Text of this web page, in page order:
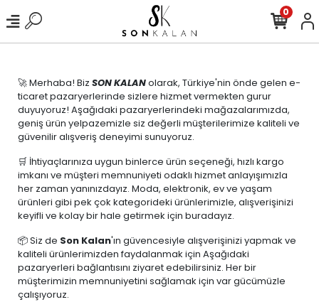
0
🚀 Merhaba! Biz SON KALANolarak, Türkiye'nin önde gelen e-
ticaret pazaryerlerinde sizlere hizmet vermekten gurur
duyuyoruz! Aşağıdaki pazaryerlerindeki mağazalarımızda,
geniş ürün yelpazemizle siz değerli müşterilerimize kaliteli ve
güvenilir alışveriş deneyimi sunuyoruz.
🛒 İhtiyaçlarınıza uygun binlerce ürün seçeneği, hızlı kargo
imkanı ve müşteri memnuniyeti odaklı hizmet anlayışımızla
her zaman yanınızdayız. Moda, elektronik, ev ve yaşam
ürünleri gibi pek çok kategorideki ürünlerimizle, alışverişinizi
keyifli ve kolay bir hale getirmek için buradayız.
📦 Siz de Son Kalan'ın güvencesiyle alışverişinizi yapmak ve
kaliteli ürünlerimizden faydalanmak için Aşağıdaki
pazaryerleri bağlantısını ziyaret edebilirsiniz. Her bir
müşterimizin memnuniyetini sağlamak için var gücümüzle
çalışıyoruz.